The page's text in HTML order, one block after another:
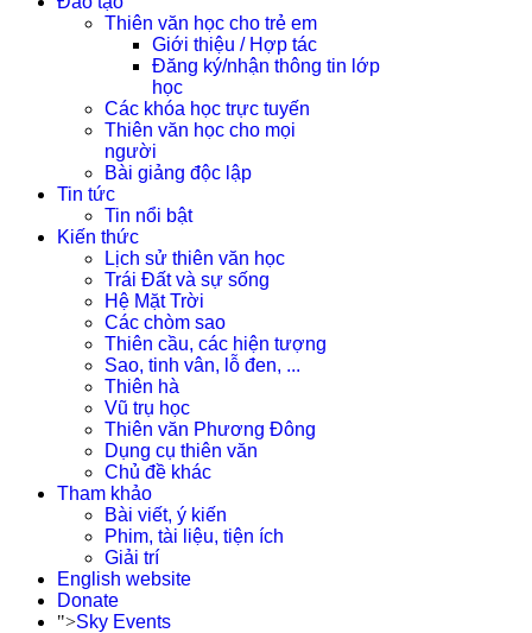
Thiên văn học cho trẻ em
Giới thiệu / Hợp tác
Đăng ký/nhận thông tin lớp
học
Các khóa học trực tuyến
Thiên văn học cho mọi
người
Bài giảng độc lập
Tin tức
Tin nổi bật
Kiến thức
Lịch sử thiên văn học
Trái Đất và sự sống
Hệ Mặt Trời
Các chòm sao
Thiên cầu, các hiện tượng
Sao, tinh vân, lỗ đen, ...
Thiên hà
Vũ trụ học
Thiên văn Phương Đông
Dụng cụ thiên văn
Chủ đề khác
Tham khảo
Bài viết, ý kiến
Phim, tài liệu, tiện ích
Giải trí
English website
Donate
">Sky Events